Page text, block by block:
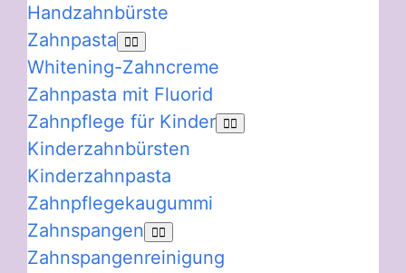
Handzahnbürste
Zahnpasta
Whitening-Zahncreme
Zahnpasta mit Fluorid
Zahnpflege für Kinder
Kinderzahnbürsten
Kinderzahnpasta
Zahnpflegekaugummi
Zahnspangen
Zahnspangenreinigung